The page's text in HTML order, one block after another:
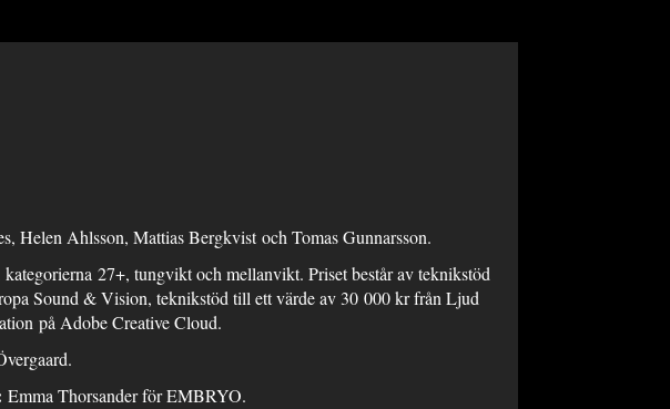
Helen Ahlsson, Mattias Bergkvist och Tomas Gunnarsson.
27+, tungvikt och mellanvikt. Priset består av teknikstöd
Sound & Vision, teknikstöd till ett värde av 30 000 kr från Ljud
på Adobe Creative Cloud.
Emma Thorsander för EMBRYO.